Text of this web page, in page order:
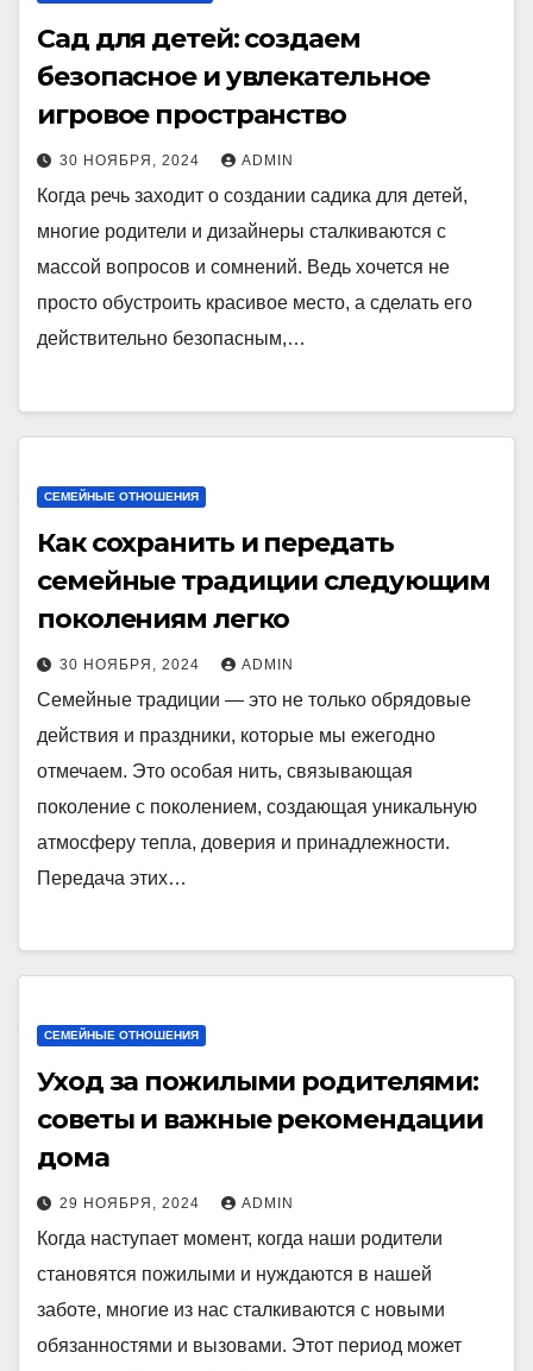
Сад для детей: создаем
безопасное и увлекательное
игровое пространство
30 НОЯБРЯ, 2024 ADMIN
Когда речь заходит о создании садика для детей,
многие родители и дизайнеры сталкиваются с
массой вопросов и сомнений. Ведь хочется не
просто обустроить красивое место, а сделать его
действительно безопасным,…
СЕМЕЙНЫЕ ОТНОШЕНИЯ
Как сохранить и передать
семейные традиции следующим
поколениям легко
30 НОЯБРЯ, 2024 ADMIN
Семейные традиции — это не только обрядовые
действия и праздники, которые мы ежегодно
отмечаем. Это особая нить, связывающая
поколение с поколением, создающая уникальную
атмосферу тепла, доверия и принадлежности.
Передача этих…
СЕМЕЙНЫЕ ОТНОШЕНИЯ
Уход за пожилыми родителями:
советы и важные рекомендации
дома
29 НОЯБРЯ, 2024 ADMIN
Когда наступает момент, когда наши родители
становятся пожилыми и нуждаются в нашей
заботе, многие из нас сталкиваются с новыми
обязанностями и вызовами. Этот период может